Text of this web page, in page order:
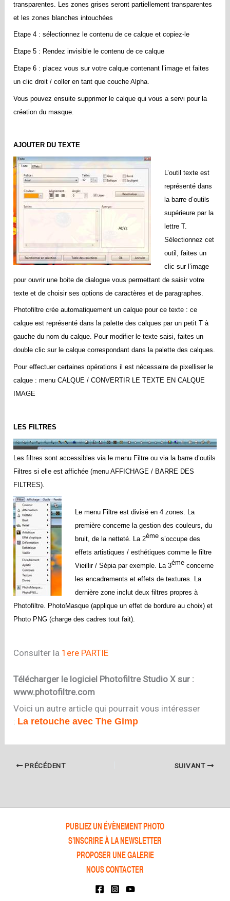
transparentes. Les zones grises seront partiellement transparentes
et les zones blanches intouchées
Etape 4 : sélectionnez le contenu de ce calque et copiez-le
Etape 5 : Rendez invisible le contenu de ce calque
Etape 6 : placez vous sur votre calque contenant l’image et faites
un clic droit / coller en tant que couche Alpha.
Vous pouvez ensuite supprimer le calque qui vous a servi pour la
création du masque.
AJOUTER DU TEXTE
L’outil texte est
représenté dans
la barre d’outils
supérieure par la
lettre T.
Sélectionnez cet
outil, faites un
clic sur l’image
pour ouvrir une boite de dialogue vous permettant de saisir votre
texte et de choisir ses options de caractères et de paragraphes.
Photofiltre crée automatiquement un calque pour ce texte : ce
calque est représenté dans la palette des calques par un petit T à
gauche du nom du calque. Pour modifier le texte saisi, faites un
double clic sur le calque correspondant dans la palette des calques.
Pour effectuer certaines opérations il est nécessaire de pixelliser le
calque : menu CALQUE / CONVERTIR LE TEXTE EN CALQUE
IMAGE
LES FILTRES
Les filtres sont accessibles via le menu Filtre ou via la barre d’outils
Filtres si elle est affichée (menu AFFICHAGE / BARRE DES
FILTRES).
Le menu Filtre est divisé en 4 zones. La
première concerne la gestion des couleurs, du
bruit, de la netteté. La 2èmes’occupe des
effets artistiques / esthétiques comme le filtre
Vieillir / Sépia par exemple. La 3èmeconcerne
les encadrements et effets de textures. La
dernière zone inclut deux filtres propres à
Photofiltre. PhotoMasque (applique un effet de bordure au choix) et
Photo PNG (charge des cadres tout fait).
Consulter la 1ere PARTIE
Télécharger le logiciel Photofiltre Studio X sur :
www.photofiltre.com
Voici un autre article qui pourrait vous intéresser
: La retouche avec The Gimp
PRÉCÉDENT SUIVANT
PUBLIEZ UN ÉVÈNEMENT PHOTO
S’INSCRIRE À LA NEWSLETTER
PROPOSER UNE GALERIE
NOUS CONTACTER